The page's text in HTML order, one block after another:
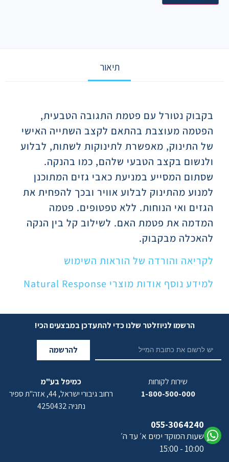
תיאור
בקבוק נטורל עם פטמת התגובה הטבעית,
הפטמה מעוצבת בהתאם לקצב השתייה האישי
של התינוק, מאפשרת לתינוקות לשתות, לבלוע
ולנשום בקצב הטבעי שלהם, כמו בהנקה.
שסתום המסייע במניעת כאבי גזים המתוכנן
למנוע מהתינוק לבלוע אוויר ובכך להפחית את
הגזים ואי הנוחות. ללא טפטופים. פטמה
המדמה את פטמת האם. לשילוב קל בין הנקה
להאכלה מבקבוק.
לקריאה והורדה של הוראות השימוש
למידע נוסף אודות מוצרי Natural Response
הרשמו לניוזלטר שלנו כדי להתעדכן במבצעים הכי!
להרשמה
שירות לקוחות
1-800-500-000
055-3064240
שעות המוקד ימים א׳ עד ה׳
10:00 - 15:00
כמיפל בע"מ
רחוב גיבורי ישראל, 44, אזה"ת ספיר
נתניה 4250432